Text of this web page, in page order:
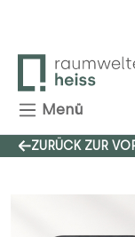
Menü
ZURÜCK ZUR